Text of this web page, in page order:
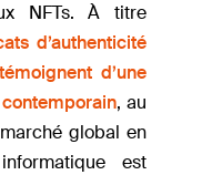
NFTs. À titre
d’authenticité
d’une
, au
global en
est